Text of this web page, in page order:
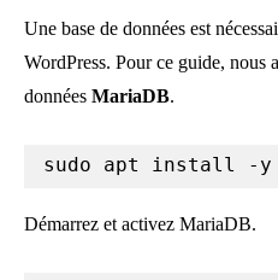
Une base de données est
WordPress. Pour ce guide, nous
données MariaDB.
sudo apt install -y
Démarrez et activez MariaDB.